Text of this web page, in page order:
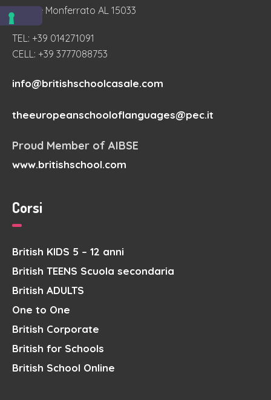
Casale Monferrato AL 15033
TEL: +39 014271091
CELL: +39 3777088753
info@britishschoolcasale.com
theeuropeanschooloflanguages@pec.it
Proud Member of AIBSE
www.britishschool.com
Corsi
British KIDS 5 – 12 anni
British TEENS Scuola secondaria
British ADULTS
One to One
British Corporate
British for Schools
British School Online